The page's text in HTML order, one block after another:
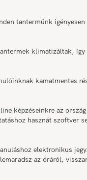
tantermünk
klimatizáltak, így
kamatmentes
képzéseinkre az
hasznát szoftver
elektronikus
az óráról,